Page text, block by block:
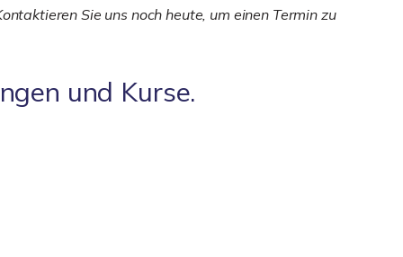
Sie uns noch heute, um einen Termin zu
und Kurse.